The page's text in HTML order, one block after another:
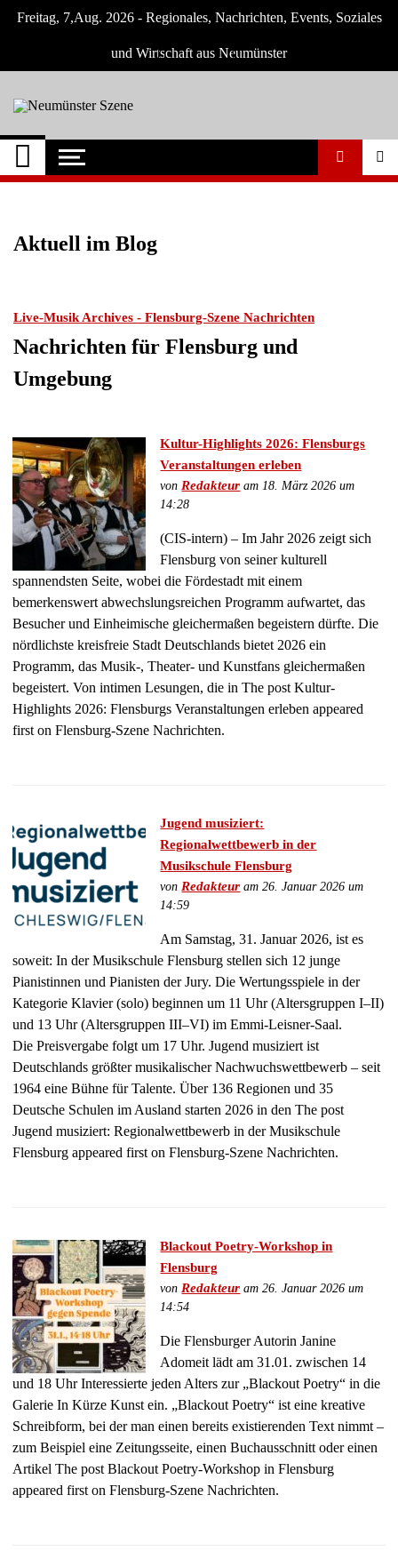
Skip
Freitag, 7,Aug. 2026 - Regionales, Nachrichten, Events, Soziales
und Wirtschaft aus Neumünster
Neumünster Szene
Neuigkeiten und Nachrichten aus
Neumünster und Umgebung
Aktuell im Blog
Live-Musik Archives - Flensburg-Szene Nachrichten
Nachrichten für Flensburg und
Umgebung
Kultur-Highlights 2026: Flensburgs
Veranstaltungen erleben
von Redakteur am 18. März 2026 um
14:28
(CIS-intern) – Im Jahr 2026 zeigt sich
Flensburg von seiner kulturell
spannendsten Seite, wobei die Fördestadt mit einem
bemerkenswert abwechslungsreichen Programm aufwartet, das
Besucher und Einheimische gleichermaßen begeistern dürfte. Die
nördlichste kreisfreie Stadt Deutschlands bietet 2026 ein
Programm, das Musik-, Theater- und Kunstfans gleichermaßen
begeistert. Von intimen Lesungen, die in The post Kultur-
Highlights 2026: Flensburgs Veranstaltungen erleben appeared
first on Flensburg-Szene Nachrichten.
Jugend musiziert:
Regionalwettbewerb in der
Musikschule Flensburg
vonRedakteur am 26. Januar 2026 um
14:59
Am Samstag, 31. Januar 2026, ist es
soweit: In der Musikschule Flensburg stellen sich 12 junge
Pianistinnen und Pianisten der Jury. Die Wertungsspiele in der
Kategorie Klavier (solo) beginnen um 11 Uhr (Altersgruppen I–II)
und 13 Uhr (Altersgruppen III–VI) im Emmi-Leisner-Saal.
Die Preisvergabe folgt um 17 Uhr. Jugend musiziert ist
Deutschlands größter musikalischer Nachwuchswettbewerb – seit
1964 eine Bühne für Talente. Über 136 Regionen und 35
Deutsche Schulen im Ausland starten 2026 in den The post
Jugend musiziert: Regionalwettbewerb in der Musikschule
Flensburg appeared first on Flensburg-Szene Nachrichten.
Blackout Poetry-Workshop in
Flensburg
von Redakteur am 26. Januar 2026 um
14:54
Die Flensburger Autorin Janine
Adomeit lädt am 31.01. zwischen 14
und 18 Uhr Interessierte jeden Alters zur „Blackout Poetry“ in die
Galerie In Kürze Kunst ein. „Blackout Poetry“ ist eine kreative
Schreibform, bei der man einen bereits existierenden Text nimmt –
zum Beispiel eine Zeitungsseite, einen Buchausschnitt oder einen
Artikel The post Blackout Poetry-Workshop in Flensburg
appeared first on Flensburg-Szene Nachrichten.